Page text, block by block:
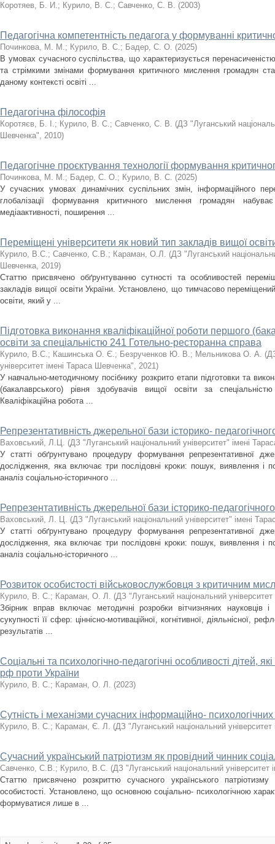
Коротяев, Б. И.; Курило, В. С.; Савченко, С. В. (2003)
Педагогічна компетентність педагога у формуванні
Починкова, М. М.; Курило, В. С.; Бадер, С. О. (2025)
В умовах сучасного суспільства, що характеризується
та стрімкими змінами формування критичного мислення громадян
даному контексті освіті ...
Педагогічна філософія
Коротяєв, Б. І.; Курило, В. С.; Савченко, С. В. (ДЗ "Луганський
Шевченка", 2010)
Педагогічне проєктування технології формування
Починкова, М. М.; Бадер, С. О.; Курило, В. С. (2025)
У сучасних умовах динамічних суспільних змін, інформаційного
глобалізації формування критичного мислення громадян
медіаактивності, поширення ...
Переміщені університети як новий тип закладів вищої
Курило, В.С.; Савченко, С.В.; Караман, О.Л. (ДЗ "Луганський
Шевченка, 2019)
Статтю присвячено обґрунтуванню сутності та особливостей
закладів вищої освіти України. Установлено, що тимчасово
освіти, який у ...
Підготовка виконання кваліфікаційної роботи першого
освіти за спеціальністю 241 Готельно-ресторанна справа
Курило, В.С.; Кашинська О. Є.; Безрученков Ю. В.; Мельникова О. А. (
університет імені Тараса Шевченка", 2021)
У навчально-методичному посібнику розкрито етапи підготовки та
(бакалаврського) рівня здобувачів вищої освіти за
Кваліфікаційна робота ...
Репрезентативність джерельної бази історико-
Ваховський, Л.Ц. (ДЗ "Луганський національний університет" імені
У статті обґрунтувано процедуру формування репрезентативної
дослідження, яка включає три послідовні кроки: пошук, виявлення і
аналіз соціально-історичного ...
Репрезентативність джерельної бази історико-
Ваховський, Л. Ц. (ДЗ "Луганський національний університет" імені
У статті обґрунтувано процедуру формування репрезентативної
дослідження, яка включає три послідовні кроки: пошук, виявлення і
аналіз соціально-історичного ...
Розвиток особистості військовослужбовця з критичним
Курило, В. С.; Караман, О. Л. (ДЗ "Луганський національний
Збірник вправ включає методичні розробки вітчизняних науковців і
сукупності її сфер: ціннісно-мотиваційної, когнітивної, діяльнісної,
результатів ...
Соціальні та психологічно-педагогічні особливості дітей,
рф проти України
Курило, В. С.; Караман, О. Л. (2023)
Сутність і механізми сучасних інформаційно- психологічних
Курило, В. С.; Караман, Є. Л. (ДЗ "Луганський національний
Сучасний український патріотизм як провідний чинник
Савченко, С.В.; Курило, В.С. (ДЗ "Луганський національний університет
Статтю присвячено розкриттю сучасного українського патріотизму
особистості. Установлено, що основною соціально- психологічною
формуватися лише в ...